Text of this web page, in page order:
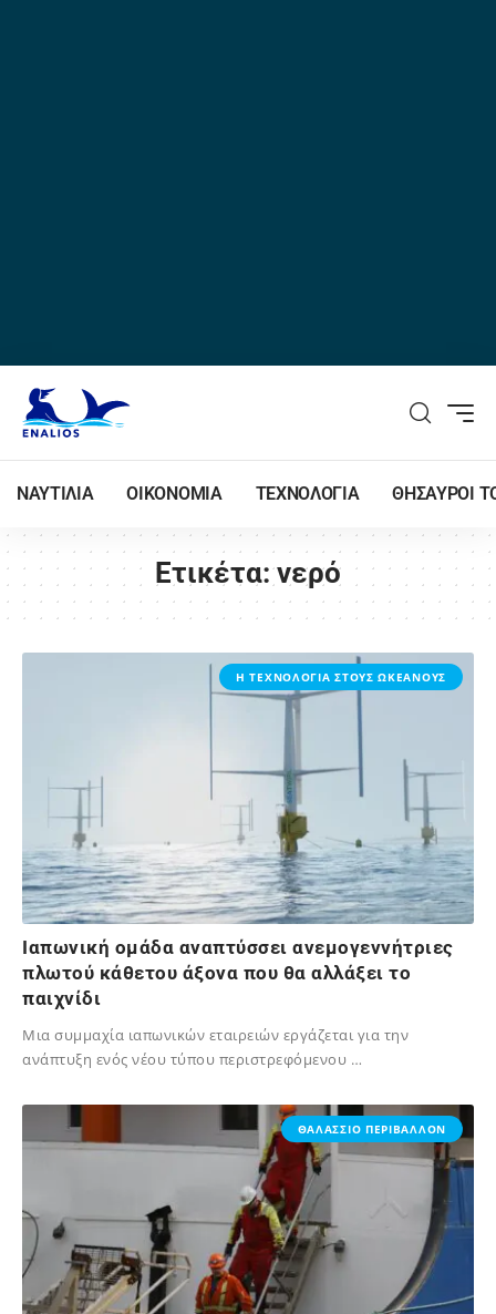
ΝΑΥΤΙΛΙΑ ΟΙΚΟΝΟΜΙΑ ΤΕΧΝΟΛΟΓΙΑ ΘΗΣΑΥΡΟΙ
Ετικέτα:νερό
Η ΤΕΧΝΟΛΟΓΙΑ ΣΤΟΥΣ ΩΚΕΑΝΟΥΣ
Ιαπωνική ομάδα αναπτύσσει ανεμογεννήτριες
πλωτού κάθετου άξονα που θα αλλάξει το
παιχνίδι
Μια συμμαχία ιαπωνικών εταιρειών εργάζεται για την
ανάπτυξη ενός νέου τύπου περιστρεφόμενου …
ΘΑΛΑΣΣΙΟ ΠΕΡΙΒΑΛΛΟΝ